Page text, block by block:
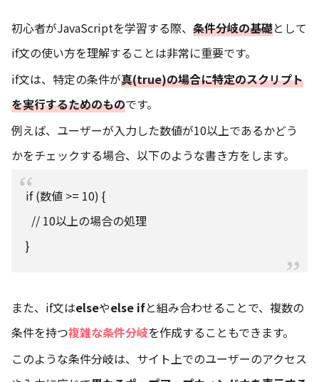
初心者がJavaScriptを学習する際、 条件分岐の基礎として
if文の使い方を理解することは非常に重要です。
if文は、特定の条件が真(true)の場合に特定のスクリプト
を実行するためのものです。
例えば、ユーザーが入力した数値が10以上であるかどう
かをチェックする場合、以下のような書き方をします。
if (数値 >= 10) {
// 10以上の場合の処理
}
また、if文はelseやelse ifと組み合わせることで、複数の
条件を持つ複雑な条件分岐を作成することもできます。
このような条件分岐は、サイト上でのユーザーのアクセス